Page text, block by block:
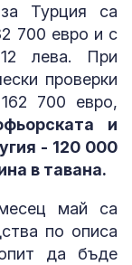
Турция са
700 евро и с
лева. При
проверки
700 евро,
и
- 120 000
в тавана.
май са
по описа
да бъде